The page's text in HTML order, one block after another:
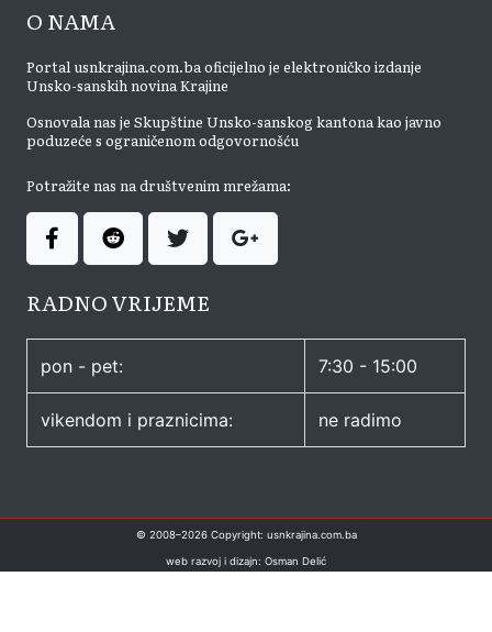
O NAMA
Portal usnkrajina.com.ba oficijelno je elektroničko izdanje
Unsko-sanskih novina Krajine
Osnovala nas je Skupštine Unsko-sanskog kantona kao javno
poduzeće s ograničenom odgovornošću
Potražite nas na društvenim mrežama:
RADNO VRIJEME
pon - pet: 7:30 - 15:00
vikendom i praznicima: ne radimo
© 2008–2026Copyright: usnkrajina.com.ba
web razvoj i dizajn: Osman Delić